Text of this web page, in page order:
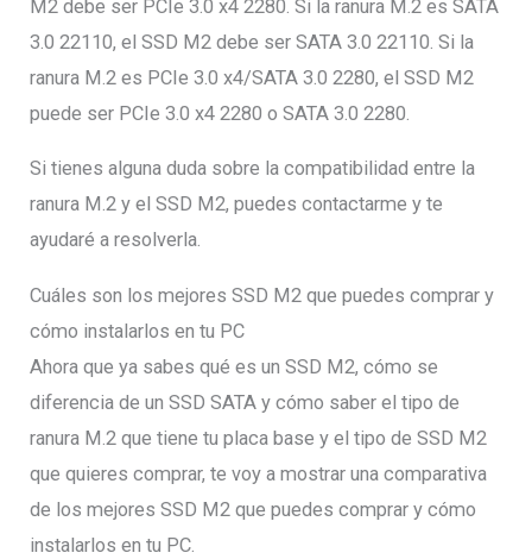
M2 debe ser PCIe 3.0 x4 2280. Si la ranura M.2 es SATA
3.0 22110, el SSD M2 debe ser SATA 3.0 22110. Si la
ranura M.2 es PCIe 3.0 x4/SATA 3.0 2280, el SSD M2
puede ser PCIe 3.0 x4 2280 o SATA 3.0 2280.
Si tienes alguna duda sobre la compatibilidad entre la
ranura M.2 y el SSD M2, puedes contactarme y te
ayudaré a resolverla.
Cuáles son los mejores SSD M2 que puedes comprar y
cómo instalarlos en tu PC
Ahora que ya sabes qué es un SSD M2, cómo se
diferencia de un SSD SATA y cómo saber el tipo de
ranura M.2 que tiene tu placa base y el tipo de SSD M2
que quieres comprar, te voy a mostrar una comparativa
de los mejores SSD M2 que puedes comprar y cómo
instalarlos en tu PC.